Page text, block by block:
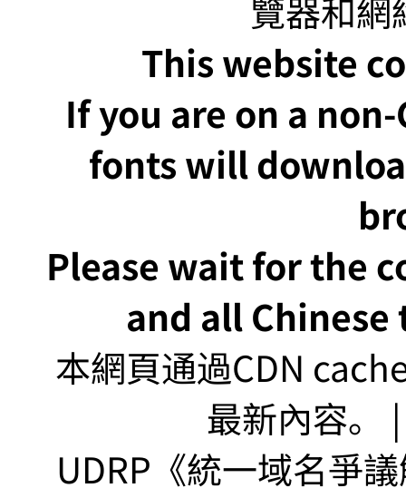
This website
If you are on a
fonts will
Please wait for the
and all
本網頁通過CDN
最新內容。
UDRP《統一域名爭